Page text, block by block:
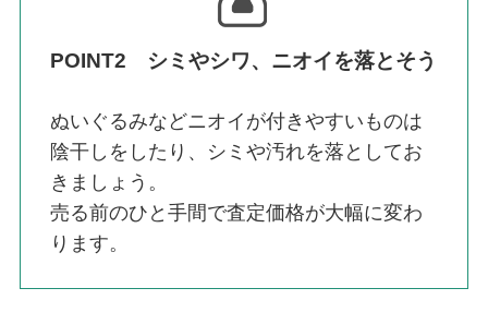
POINT2 シミやシワ、ニオイを落とそう
ぬいぐるみなどニオイが付きやすいものは
陰干しをしたり、シミや汚れを落としてお
きましょう。
売る前のひと手間で査定価格が大幅に変わ
ります。